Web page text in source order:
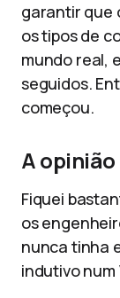
garantir que
os tipos de
mundo real,
seguidos.
começou.
A
Fiquei
os
nunca tinha
indutivo num